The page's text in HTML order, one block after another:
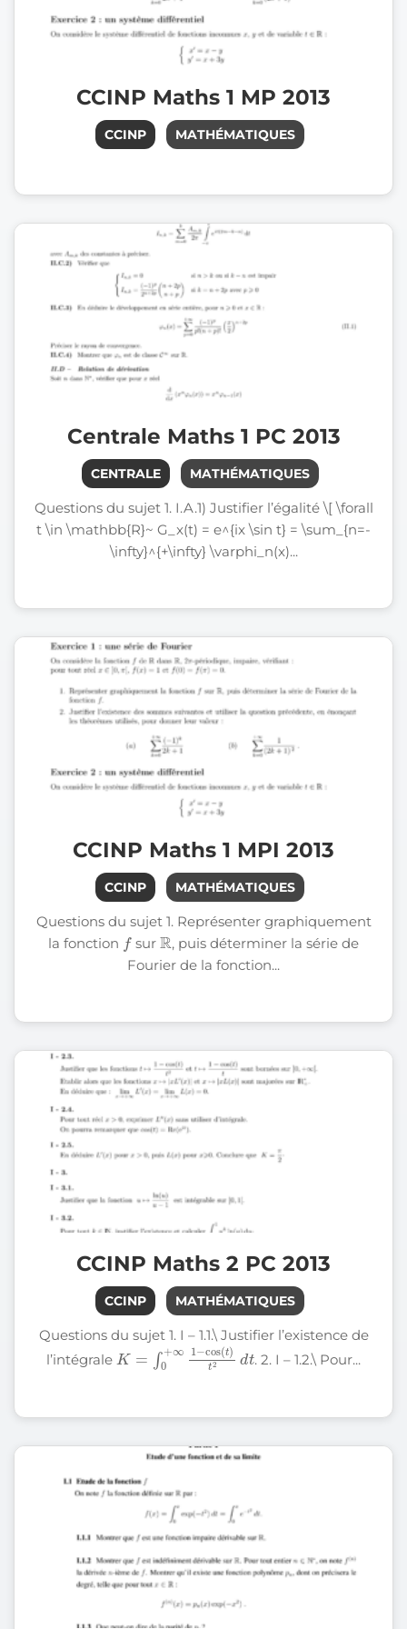
CCINP Maths 1 MP 2013
CCINP MATHÉMATIQUES
Centrale Maths 1 PC 2013
CENTRALE MATHÉMATIQUES
Questions du sujet 1. I.A.1) Justifier l’égalité \[ \forall
t \in \mathbb{R}~ G_x(t) = e^{ix \sin t} = \sum_{n=-
\infty}^{+\infty} \varphi_n(x)...
CCINP Maths 1 MPI 2013
CCINP MATHÉMATIQUES
Questions du sujet 1. Représenter graphiquement
la fonction
f
sur
R
, puis déterminer la série de
Fourier de la fonction...
CCINP Maths 2 PC 2013
CCINP MATHÉMATIQUES
Questions du sujet 1. I – 1.1.\Justifier l’existence de
l’intégrale
K 0 +∞1− cos(t) 2
d t
. 2. I – 1.2.\Pour...